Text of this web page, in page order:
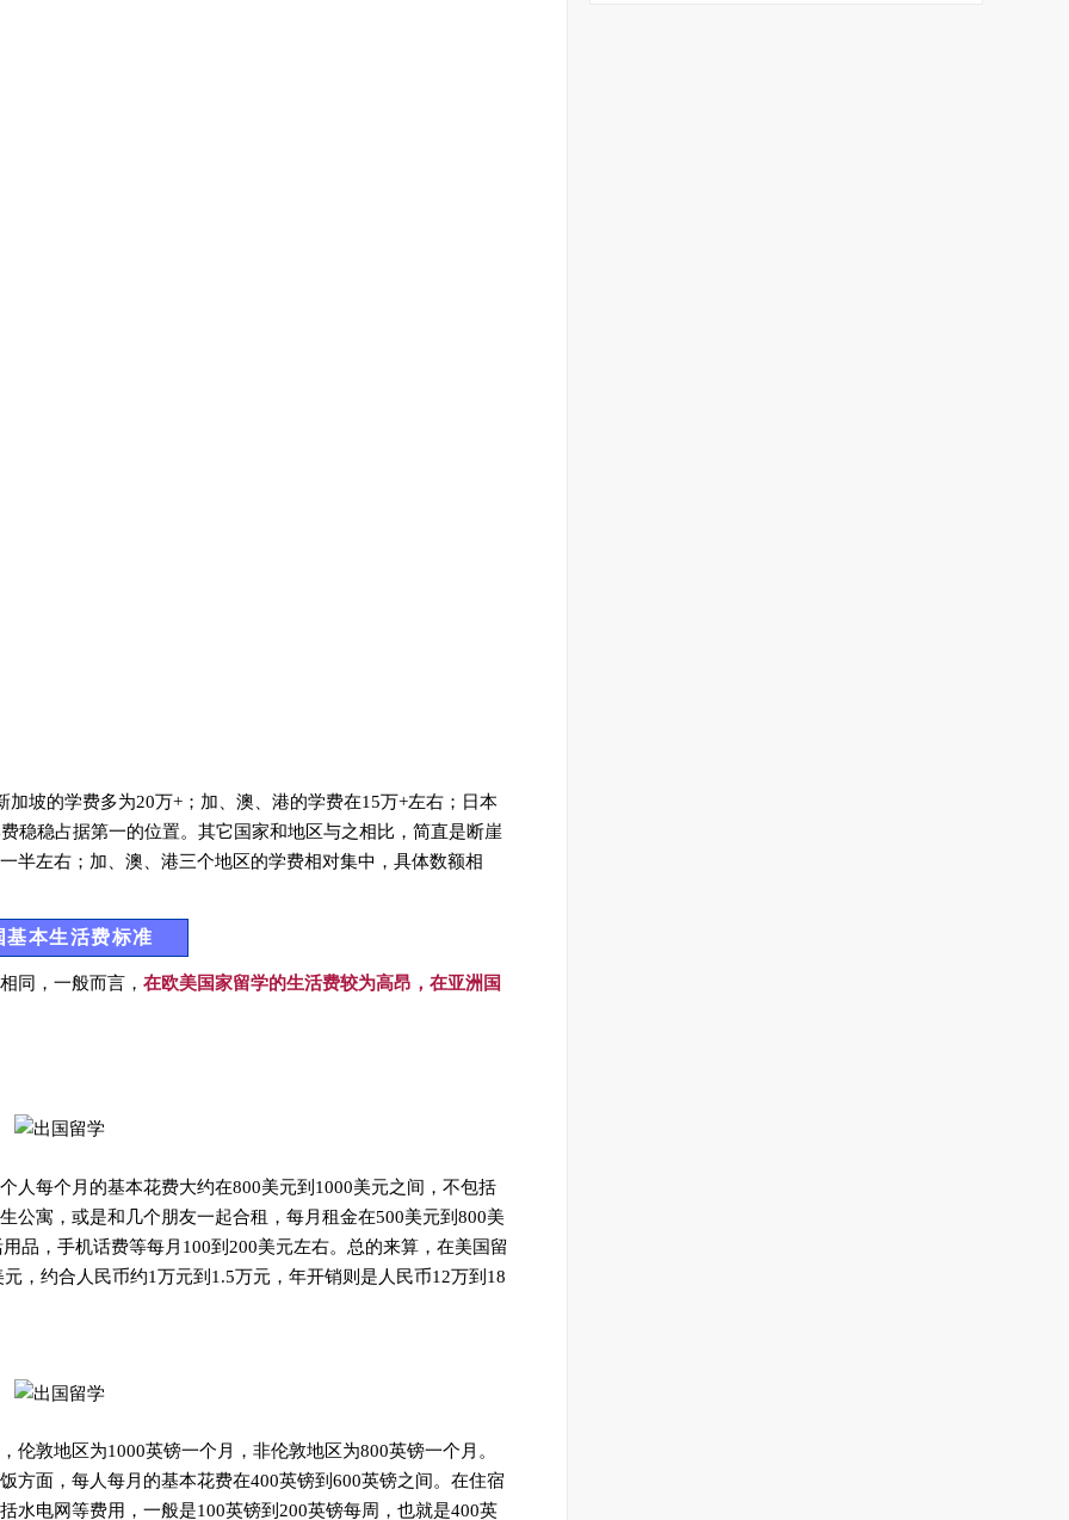
加坡的学费多为20万+； 加、澳、港的学费在15万+左右； 日本
稳稳占据第一的位置。其它国家和地区与之相比，简直是断崖
半左右； 加、澳、港三个地区的学费相对集中，具体数额相
基本生活费标准
同，一般而言， 在欧美国家留学的生活费较为高昂，在亚洲国
人每个月的基本花费大约在800美元到1000美元之间，不包括
公寓，或是和几个朋友一起合租，每月租金在500美元到800美
品，手机话费等每月100到200美元左右。 总的来算，在美国留
，约合人民币约1万元到1.5万元，年开销则是人民币12万到18
敦地区为1000英镑一个月，非伦敦地区为800英镑一个月。
方面，每人每月的基本花费在400英镑到600英镑之间。在住宿
水电网等费用，一般是100英镑到200英镑每周，也就是400英